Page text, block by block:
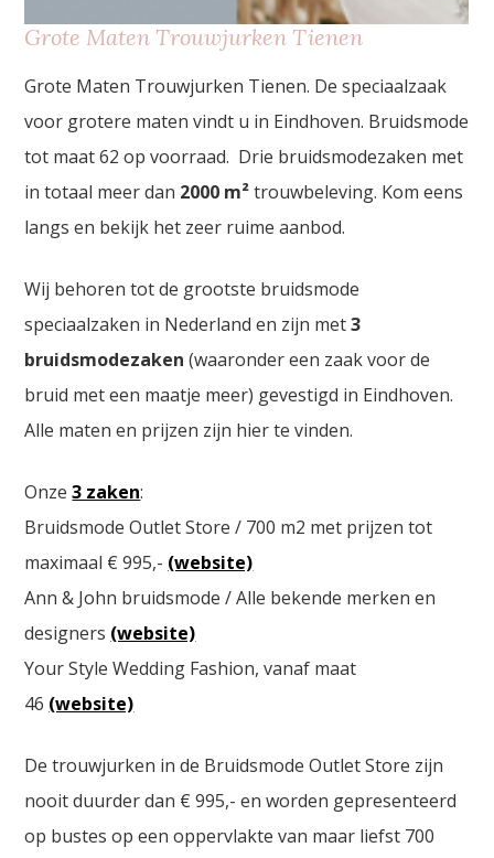
Grote Maten Trouwjurken Tienen
Grote Maten Trouwjurken Tienen. De speciaalzaak
voor grotere maten vindt u in Eindhoven. Bruidsmode
tot maat 62 op voorraad. Drie bruidsmodezaken met
in totaal meer dan 2000 m²trouwbeleving. Kom eens
langs en bekijk het zeer ruime aanbod.
Wij behoren tot de grootste bruidsmode
speciaalzaken in Nederland en zijn met3
bruidsmodezaken (waaronder een zaak voor de
bruid met een maatje meer) gevestigd in Eindhoven.
Alle maten en prijzen zijn hier te vinden.
Onze3 zaken:
Bruidsmode Outlet Store / 700 m2 met prijzen tot
maximaal € 995,- (website)
Ann & John bruidsmode / Alle bekende merken en
designers (website)
Your Style Wedding Fashion, vanaf maat
46 (website)
De trouwjurken in de Bruidsmode Outlet Store zijn
nooit duurder dan € 995,- en worden gepresenteerd
op bustes op een oppervlakte van maar liefst 700